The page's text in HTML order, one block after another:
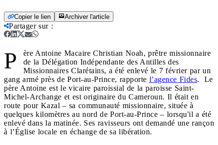
Copier le lien Archiver l'article
Partager sur:
P
ère Antoine Macaire Christian Noah, prêtre missionnaire
de la Délégation Indépendante des Antilles des
Missionnaires Clarétains, a été enlevé le 7 février par un
gang armé près de Port-au-Prince, rapporte l’agence Fides. Le
père Antoine est le vicaire paroissial de la paroisse Saint-
Michel-Archange et est originaire du Cameroun. Il était en
route pour Kazal – sa communauté missionnaire, située à
quelques kilomètres au nord de Port-au-Prince – lorsqu'il a été
enlevé dans la matinée. Ses ravisseurs ont demandé une rançon
à l’Église locale en échange de sa libération.